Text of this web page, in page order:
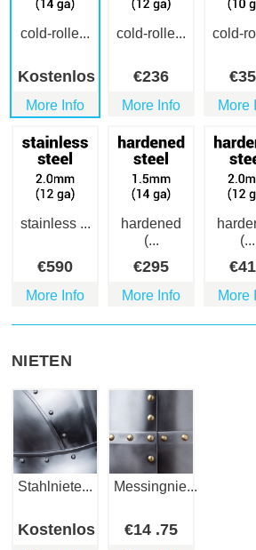
cold-rolle...
Kostenlos
More Info
cold-rolle...
€236
More Info
cold-
€
More
stainless ...
€590
More Info
hardened
(...
€295
More Info
(...
€
More
NIETEN
Stahlniete...
Kostenlos
Messingnie...
€14 .75